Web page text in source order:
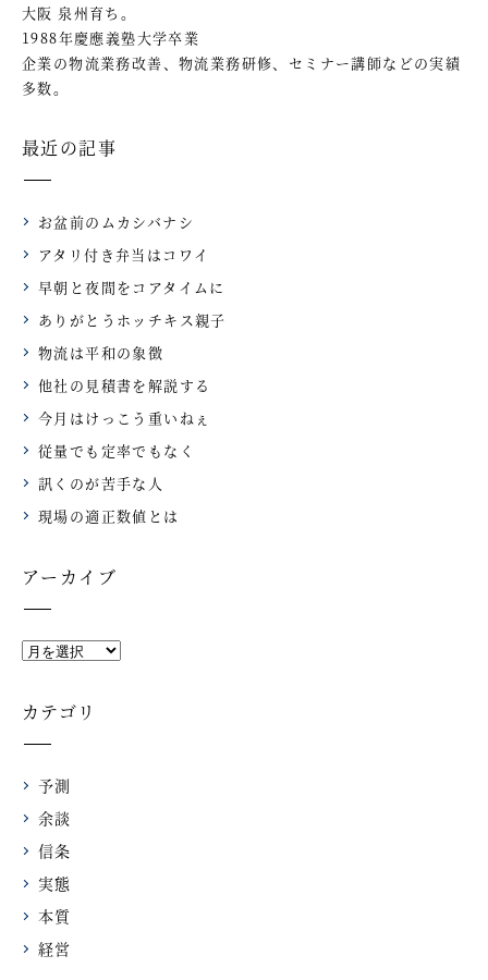
大阪 泉州育ち。
1988年慶應義塾大学卒業
企業の物流業務改善、物流業務研修、セミナー講師などの実績
多数。
最近の記事
お盆前のムカシバナシ
アタリ付き弁当はコワイ
早朝と夜間をコアタイムに
ありがとうホッチキス親子
物流は平和の象徴
他社の見積書を解説する
今月はけっこう重いねぇ
従量でも定率でもなく
訊くのが苦手な人
現場の適正数値とは
アーカイブ
カテゴリ
予測
余談
信条
実態
本質
経営